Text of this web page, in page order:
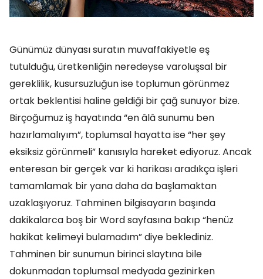
Günümüz dünyası suratın muvaffakiyetle eş
tutulduğu, üretkenliğin neredeyse varoluşsal bir
gereklilik, kusursuzluğun ise toplumun görünmez
ortak beklentisi haline geldiği bir çağ sunuyor bize.
Birçoğumuz iş hayatında “en âlâ sunumu ben
hazırlamalıyım”, toplumsal hayatta ise “her şey
eksiksiz görünmeli” kanısıyla hareket ediyoruz. Ancak
enteresan bir gerçek var ki harikası aradıkça işleri
tamamlamak bir yana daha da başlamaktan
uzaklaşıyoruz. Tahminen bilgisayarın başında
dakikalarca boş bir Word sayfasına bakıp “henüz
hakikat kelimeyi bulamadım” diye beklediniz.
Tahminen bir sunumun birinci slaytına bile
dokunmadan toplumsal medyada gezinirken